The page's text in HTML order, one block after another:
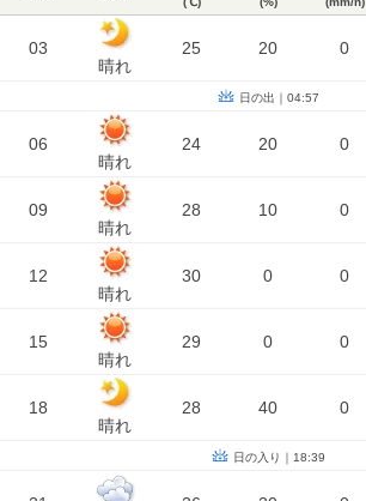
03
晴れ
25 20 0
日の出｜04:57
06
晴れ
24 20 0
09
晴れ
28 10 0
12
晴れ
30 0 0
15
晴れ
29 0 0
18
晴れ
28 40 0
日の入り｜18:39